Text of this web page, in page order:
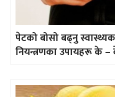
पेटको बोसो बढ्नु
नियन्त्रणका उपायहरू के